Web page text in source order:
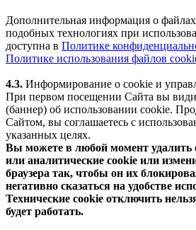
Дополнительная информация о
подобных технологиях при
доступна в Политике
Политике использования файлов
4.3. Информирование о cookie и
При первом посещении Сайта вы
(баннер) об использовании cookie.
Сайтом, вы соглашаетесь с
указанных целях.
Вы можете в любой момент
или аналитические cookie или
браузера так, чтобы он их
негативно сказаться на удобстве
Технические cookie отключить
будет работать.